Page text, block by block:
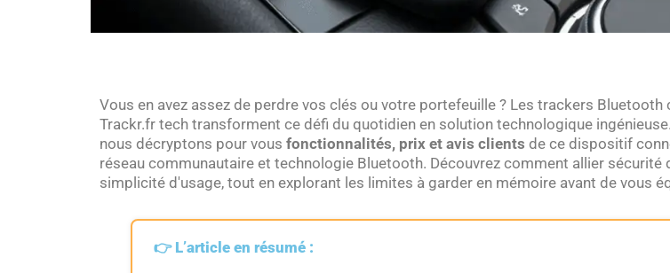
Vous en avez assez de perdre vos clés ou votre portefeuille ? Les trackers Bluetooth
Trackr.fr tech transforment ce défi du quotidien en solution technologique
nous décryptons pour vous fonctionnalités, prix et avis clients de ce dispositif
réseau communautaire et technologie Bluetooth. Découvrez comment allier sécurité
simplicité d'usage, tout en explorant les limites à garder en mémoire avant de vous
👉 L’article en résumé :